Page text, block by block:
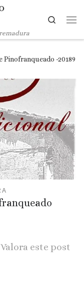
Search
-20189
Valora este post